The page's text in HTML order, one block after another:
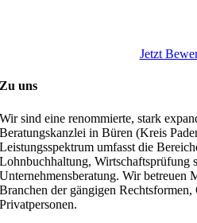
Jetzt
Zu uns
Wir sind eine renommierte, stark
Beratungskanzlei in Büren (Kreis
Leistungsspektrum umfasst die
Lohnbuchhaltung, Wirtschaftsprüfung
Unternehmensberatung. Wir betreuen
Branchen der gängigen
Privatpersonen.